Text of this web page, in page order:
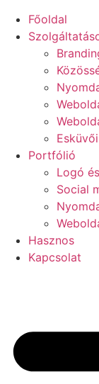
Főoldal
Portfólió
Logó
Social
Hasznos
Kapcsolat